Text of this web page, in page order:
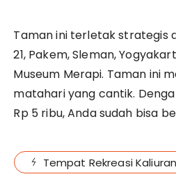
Taman ini terletak strategis
21, Pakem, Sleman,
Museum Merapi. Taman ini
matahari yang cantik.
Rp 5 ribu, Anda sudah bisa
Tempat Rekreasi